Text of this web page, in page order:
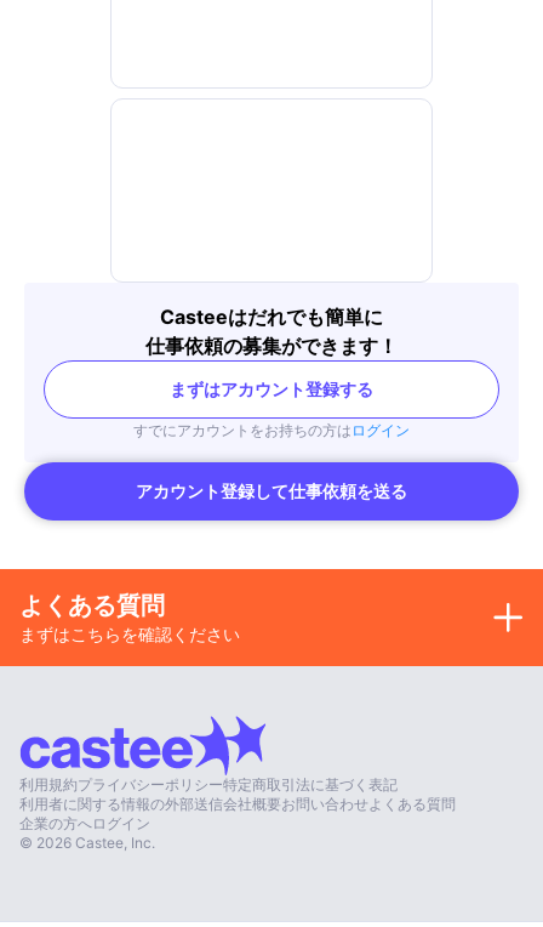
Casteeはだれでも簡単に
仕事依頼の募集ができます！
まずはアカウント登録する
すでにアカウントをお持ちの方は ログイン
アカウント登録して仕事依頼を送る
よくある質問
まずはこちらを確認ください
利用規約プライバシーポリシー特定商取引法に基づく表記
利用者に関する情報の外部送信会社概要お問い合わせ よくある質問
企業の方へログイン
© 2026 Castee, Inc.